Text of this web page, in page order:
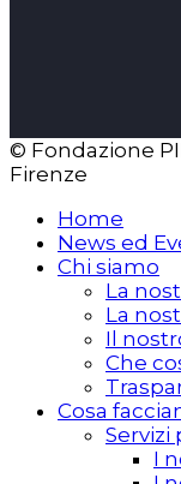
© Fondazione
Firenze
Home
News ed
Chi siamo
La
La
Il
Che
Cosa
Servizi
I